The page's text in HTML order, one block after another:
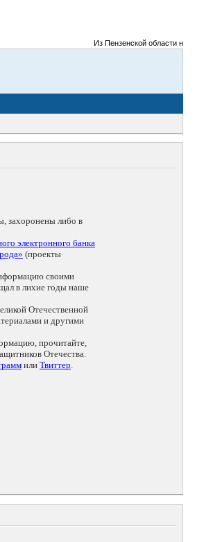
Из Пензенской области на
захоронены либо в
электронного банка
(проекты
своими
в лихие годы наше
Отечественной
и другими
прочитайте,
Отечества.
или Твиттер.